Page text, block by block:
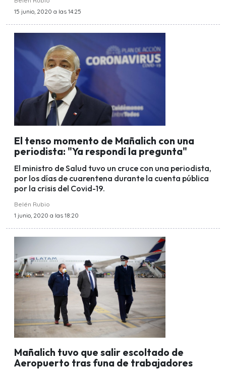
15 junio, 2020 a las 14:25
El tenso momento de Mañalich con una
periodista: "Ya respondí la pregunta"
El ministro de Salud tuvo un cruce con una periodista,
por los días de cuarentena durante la cuenta pública
por la crisis del Covid-19.
Belén Rubio
1 junio, 2020 a las 18:20
Mañalich tuvo que salir escoltado de
Aeropuerto tras funa de trabajadores